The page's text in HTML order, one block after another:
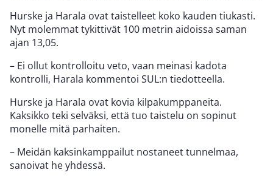
Hurske ja Harala ovat taistelleet koko kauden tiukasti.
Nyt molemmat tykittivät 100 metrin aidoissa saman
ajan 13,05.
– Ei ollut kontrolloitu veto, vaan meinasi kadota
kontrolli, Harala kommentoi SUL:n tiedotteella.
Hurske ja Harala ovat kovia kilpakumppaneita.
Kaksikko teki selväksi, että tuo taistelu on sopinut
monelle mitä parhaiten.
– Meidän kaksinkamppailut nostaneet tunnelmaa,
sanoivat he yhdessä.